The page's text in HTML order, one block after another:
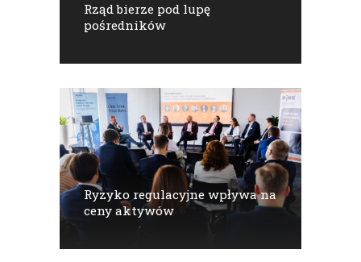
Rząd bierze pod lupę
pośredników
Ryzyko regulacyjne wpływa na
ceny aktywów